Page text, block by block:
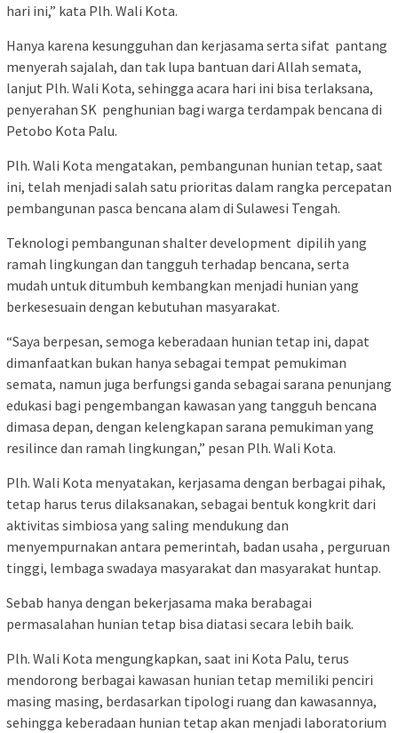
hari ini,” kata Plh. Wali Kota.
Hanya karena kesungguhan dan kerjasama serta sifat pantang
menyerah sajalah, dan tak lupa bantuan dari Allah semata,
lanjut Plh. Wali Kota, sehingga acara hari ini bisa terlaksana,
penyerahan SK penghunian bagi warga terdampak bencana di
Petobo Kota Palu.
Plh. Wali Kota mengatakan, pembangunan hunian tetap, saat
ini, telah menjadi salah satu prioritas dalam rangka percepatan
pembangunan pasca bencana alam di Sulawesi Tengah.
Teknologi pembangunan shalter development dipilih yang
ramah lingkungan dan tangguh terhadap bencana, serta
mudah untuk ditumbuh kembangkan menjadi hunian yang
berkesesuain dengan kebutuhan masyarakat.
“Saya berpesan, semoga keberadaan hunian tetap ini, dapat
dimanfaatkan bukan hanya sebagai tempat pemukiman
semata, namun juga berfungsi ganda sebagai sarana penunjang
edukasi bagi pengembangan kawasan yang tangguh bencana
dimasa depan, dengan kelengkapan sarana pemukiman yang
resilince dan ramah lingkungan,” pesan Plh. Wali Kota.
Plh. Wali Kota menyatakan, kerjasama dengan berbagai pihak,
tetap harus terus dilaksanakan, sebagai bentuk kongkrit dari
aktivitas simbiosa yang saling mendukung dan
menyempurnakan antara pemerintah, badan usaha , perguruan
tinggi, lembaga swadaya masyarakat dan masyarakat huntap.
Sebab hanya dengan bekerjasama maka berabagai
permasalahan hunian tetap bisa diatasi secara lebih baik.
Plh. Wali Kota mengungkapkan, saat ini Kota Palu, terus
mendorong berbagai kawasan hunian tetap memiliki penciri
masing masing, berdasarkan tipologi ruang dan kawasannya,
sehingga keberadaan hunian tetap akan menjadi laboratorium